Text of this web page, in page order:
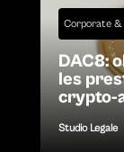
Corporate &
DAC8:
les
crypto-
Studio Legale